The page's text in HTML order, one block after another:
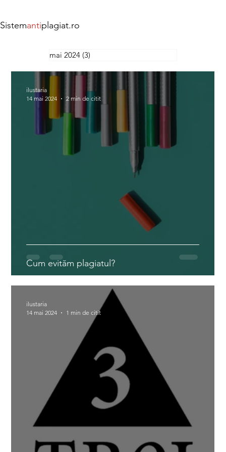
Sistemantiplagiat.ro
mai 2024 (3)
Cum evităm plagiatul?
ilustaria
14 mai 2024
2 min de citit
ilustaria
14 mai 2024
1 min de citit